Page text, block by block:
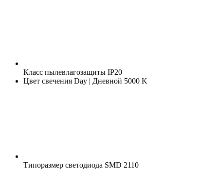
Класс пылевлагозащиты IP20
Цвет свечения Day | Дневной 5000 K
Типоразмер светодиода SMD 2110